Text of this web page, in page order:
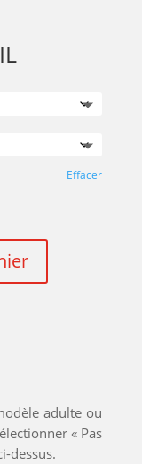
Effacer
adulte ou
« Pas
dessus.